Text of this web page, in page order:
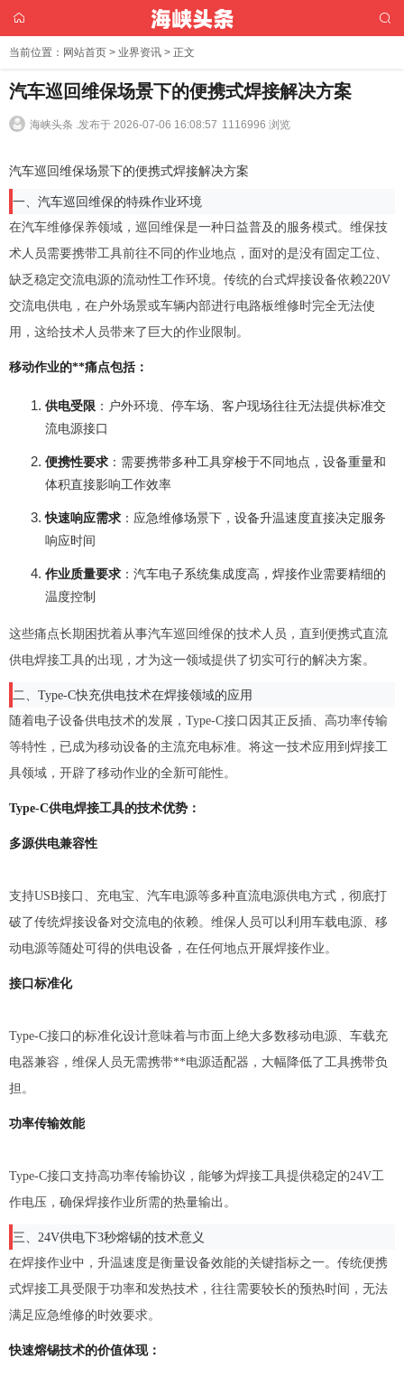
当前位置： 网站首页 > 业界资讯 > 正文
汽车巡回维保场景下的便携式焊接解决方案
海峡头条 .发布于 2026-07-06 16:08:57 1116996 浏览
汽车巡回维保场景下的便携式焊接解决方案
一、汽车巡回维保的特殊作业环境
在汽车维修保养领域，巡回维保是一种日益普及的服务模式。维保技
术人员需要携带工具前往不同的作业地点，面对的是没有固定工位、
缺乏稳定交流电源的流动性工作环境。传统的台式焊接设备依赖220V
交流电供电，在户外场景或车辆内部进行电路板维修时完全无法使
用，这给技术人员带来了巨大的作业限制。
移动作业的**痛点包括：
供电受限 ：户外环境、停车场、客户现场往往无法提供标准交
流电源接口
便携性要求 ：需要携带多种工具穿梭于不同地点，设备重量和
体积直接影响工作效率
快速响应需求 ：应急维修场景下，设备升温速度直接决定服务
响应时间
作业质量要求 ：汽车电子系统集成度高，焊接作业需要精细的
温度控制
这些痛点长期困扰着从事汽车巡回维保的技术人员，直到便携式直流
供电焊接工具的出现，才为这一领域提供了切实可行的解决方案。
二、Type-C快充供电技术在焊接领域的应用
随着电子设备供电技术的发展，Type-C接口因其正反插、高功率传输
等特性，已成为移动设备的主流充电标准。将这一技术应用到焊接工
具领域，开辟了移动作业的全新可能性。
Type-C供电焊接工具的技术优势：
多源供电兼容性
支持USB接口、充电宝、汽车电源等多种直流电源供电方式，彻底打
破了传统焊接设备对交流电的依赖。维保人员可以利用车载电源、移
动电源等随处可得的供电设备，在任何地点开展焊接作业。
接口标准化
Type-C接口的标准化设计意味着与市面上绝大多数移动电源、车载充
电器兼容，维保人员无需携带**电源适配器，大幅降低了工具携带负
担。
功率传输效能
Type-C接口支持高功率传输协议，能够为焊接工具提供稳定的24V工
作电压，确保焊接作业所需的热量输出。
三、24V供电下3秒熔锡的技术意义
在焊接作业中，升温速度是衡量设备效能的关键指标之一。传统便携
式焊接工具受限于功率和发热技术，往往需要较长的预热时间，无法
满足应急维修的时效要求。
快速熔锡技术的价值体现：